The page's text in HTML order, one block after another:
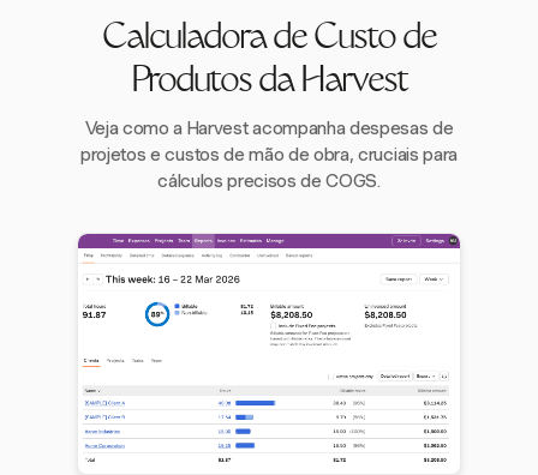
Calculadora de Custo de
Produtos da Harvest
Veja como a Harvest acompanha despesas de
projetos e custos de mão de obra, cruciais para
cálculos precisos de COGS.